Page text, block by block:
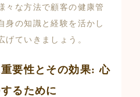
々な方法で顧客の健康管
身の知識と経験を活かし
げていきましょう。
要性とその効果: 心
るために